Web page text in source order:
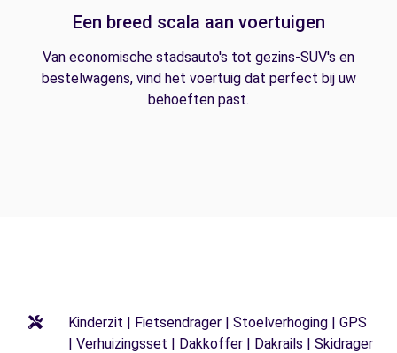
Een breed scala aan voertuigen
Van economische stadsauto's tot gezins-SUV's en
bestelwagens, vind het voertuig dat perfect bij uw
behoeften past.
Kinderzit | Fietsendrager | Stoelverhoging | GPS
| Verhuizingsset | Dakkoffer | Dakrails | Skidrager